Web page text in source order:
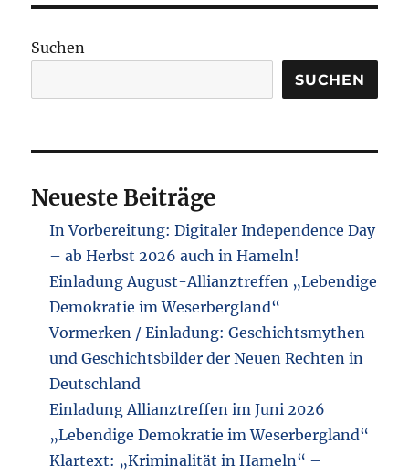
Suchen
SUCHEN
Neueste Beiträge
In Vorbereitung: Digitaler Independence Day
– ab Herbst 2026 auch in Hameln!
Einladung August-Allianztreffen „Lebendige
Demokratie im Weserbergland“
Vormerken / Einladung: Geschichtsmythen
und Geschichtsbilder der Neuen Rechten in
Deutschland
Einladung Allianztreffen im Juni 2026
„Lebendige Demokratie im Weserbergland“
Klartext: „Kriminalität in Hameln“ –